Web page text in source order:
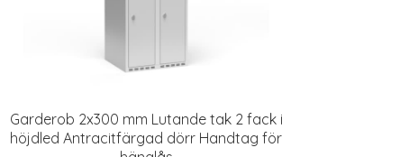
Garderob 2x300 mm Lutande tak 2 fack i
höjdled Antracitfärgad dörr Handtag för